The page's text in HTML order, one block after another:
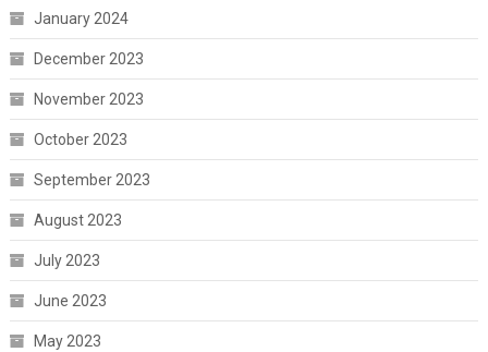
January 2024
December 2023
November 2023
October 2023
September 2023
August 2023
July 2023
June 2023
May 2023